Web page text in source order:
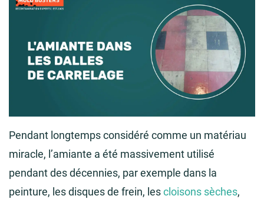
Pendant longtemps considéré comme un matériau
miracle, l’amiante a été massivement utilisé
pendant des décennies, par exemple dans la
peinture, les disques de frein, lescloisons sèches,